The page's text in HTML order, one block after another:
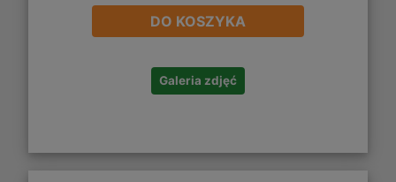
DO KOSZYKA
Galeria zdjęć